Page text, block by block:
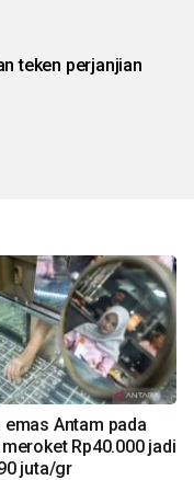
teken perjanjian
emas Antam pada
Rp40.000 jadi
juta/gr